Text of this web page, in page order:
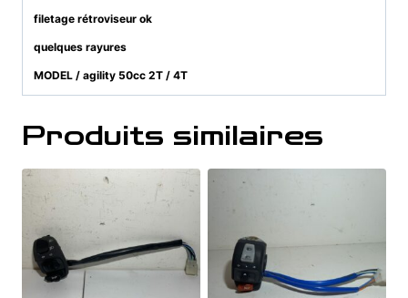
filetage rétroviseur ok
quelques rayures
MODEL / agility 50cc 2T / 4T
Produits similaires